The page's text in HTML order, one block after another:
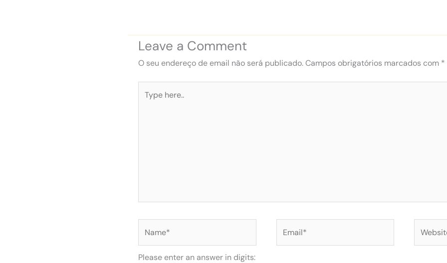
Leave a Comment
O seu endereço de email não será publicado.Campos obrigatórios marcados com *
here..
Please enter an answer in digits: